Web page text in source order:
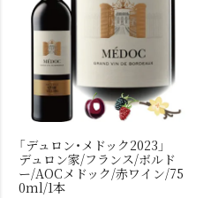
「デュロン・メドック2023」
デュロン家/フランス/ボルド
ー/AOCメドック/赤ワイン/75
0ml/1本